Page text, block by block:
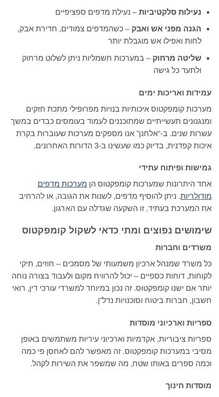
נעילות סלקטיביות– נעילת מדפים ספציפיים
הגנה מפני אש ואבק – כשהמדפים צמודים, חדירת אבק,
לחות ואפילו אש מוגבלת יותר
שליטה מרחוק – במערכות חשמליות ניתן לשלוט מרחוק
ולתעד כל גישה
עמידות ואריכות ימים
מערכות קומפקטוס איכותיות בנויות מפרופילי מתכת חזקים
ומנגנונים תעשייתיים שמתוכננים לעמוד בעומסים כבדים במשך
עשרות שנים. ב-“אלחנן” אנו מספקים מערכות שעוברות בקרת
איכות קפדנית, בדיוק כמו שעשינו ב-3 הדורות האחרונים.
גמישות ופיתוח עתידי
אחד היתרונות שמערכות קומפקטוס הן מערכות מדפים
מודולריות. ניתן להוסיף מדפים, לשנות את הגובה, או להרחיב
את המערכת בעתיד. זו השקעה שגדלה עם הארגון.
שימושים נפוצים ומתי כדאי לשקול קומפקטוס
משרדים וחברות
כל משרד שמנהל ארכיון משמעותי של מסמכים – חוזים, תיקי
לקוחות, דוחות כספיים – יכול להרוויח מקום ולעבוד בצורה נוחה
יותר אם ישנו קומפקטוס. זה נכון במיוחד למשרדי עורכי דין, רואי
חשבון, חברות ביטוח וסוכנויות נדל”ן.
ספריות וארכיוני מוסדות
ספריות ציבוריות, אקדמיות וארכיוני עיריות משתמשים באופן
מסיבי במערכות קומפקטוס. זה מאפשר להם לאחסן פי כמה
וכמה ספרים באותו שטח, מה שמשפר את השירות לקהל.
מוסדות חינוך